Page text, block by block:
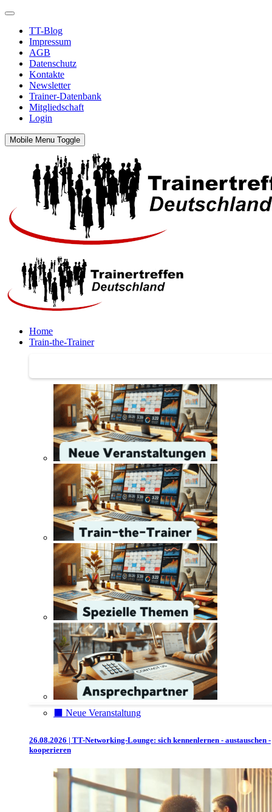
TT-Blog
Impressum
AGB
Datenschutz
Kontakte
Newsletter
Trainer-Datenbank
Mitgliedschaft
Login
Mobile Menu Toggle
Home
Train-the-Trainer
⬛️ Neue Veranstaltung
26.08.2026 | TT-Networking-Lounge: sich kennenlernen - austauschen -
kooperieren